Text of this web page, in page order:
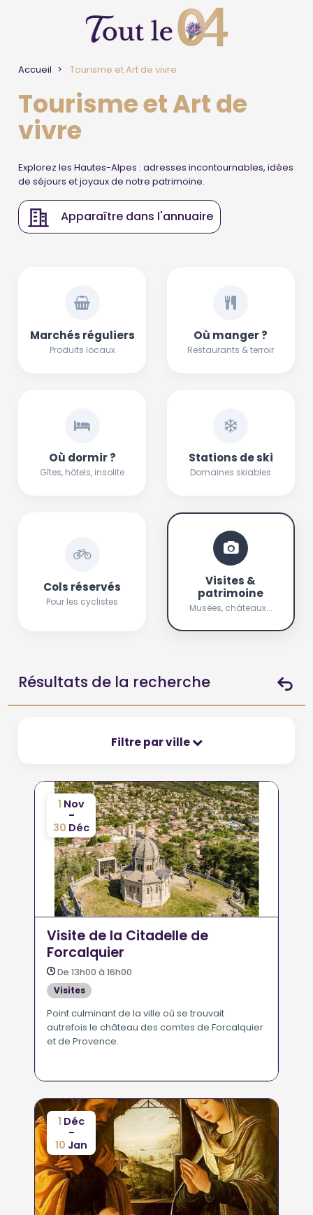
Accueil Tourisme et Art de vivre
Tourisme et Art de
vivre
Explorez les Hautes-Alpes : adresses incontournables, idées
de séjours et joyaux de notre patrimoine.
Apparaître dans l'annuaire
Marchés réguliers
Produits locaux
Où manger ?
Restaurants & terroir
Où dormir ?
Gîtes, hôtels, insolite
Stations de ski
Domaines skiables
Cols réservés
Pour les cyclistes
Visites &
patrimoine
Musées, châteaux...
Résultats de la recherche
Filtre par ville
1 Nov
-
30 Déc
Visite de la Citadelle de
Forcalquier
De 13h00 à 16h00
Visites
Point culminant de la ville où se trouvait
autrefois le château des comtes de Forcalquier
et de Provence.
1 Déc
-
10 Jan